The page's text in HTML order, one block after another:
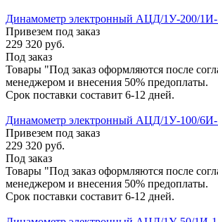
Динамометр электронный АЦД/1У-200/1И-
Привезем под заказ
229 320 руб.
Под заказ
Товары "Под заказ оформляются после
менеджером и внесения 50% предоплаты.
Срок поставки составит 6-12 дней.
Динамометр электронный АЦД/1У-100/6И-
Привезем под заказ
229 320 руб.
Под заказ
Товары "Под заказ оформляются после
менеджером и внесения 50% предоплаты.
Срок поставки составит 6-12 дней.